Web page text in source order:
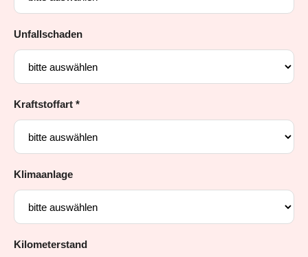
Unfallschaden
Kraftstoffart *
Klimaanlage
Kilometerstand